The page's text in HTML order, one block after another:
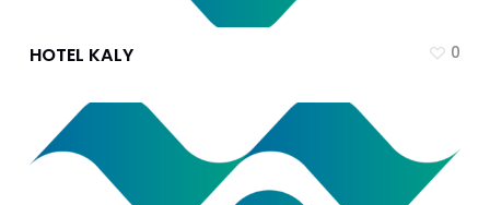
HOTEL KALY 0